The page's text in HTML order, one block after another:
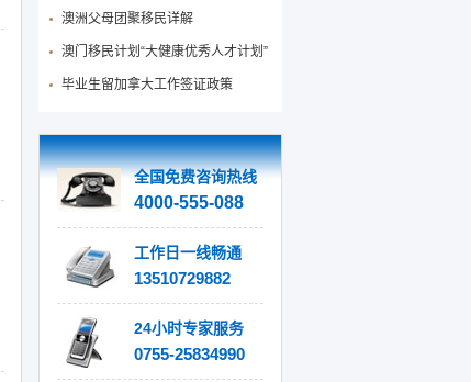
澳洲父母团聚移民详解
澳门移民计划“大健康优秀人才计划”
毕业生留加拿大工作签证政策
全国免费咨询热线
4000-555-088
工作日一线畅通
13510729882
24小时专家服务
0755-25834990